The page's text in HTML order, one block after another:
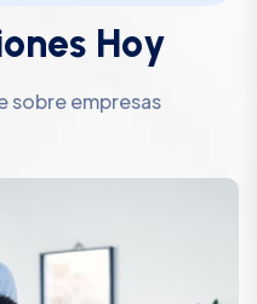
ones Hoy
sobre empresas